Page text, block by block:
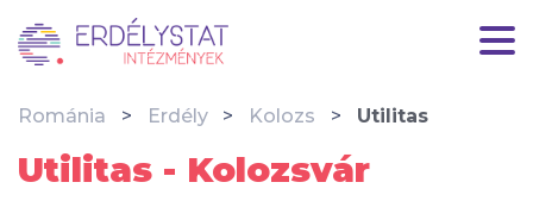
Románia Erdély Kolozs Utilitas
Utilitas - Kolozsvár